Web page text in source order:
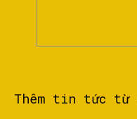
Thêm tin tức từ